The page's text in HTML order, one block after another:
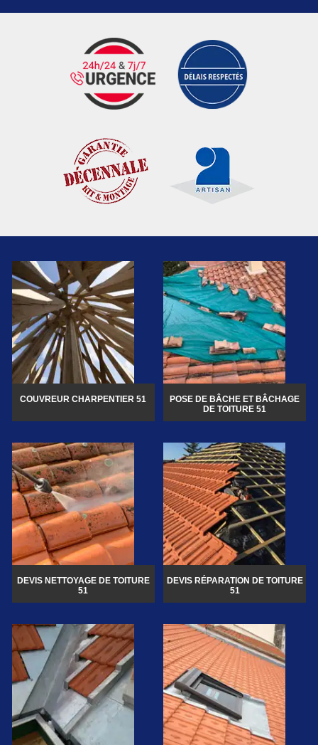
COUVREUR CHARPENTIER 51
POSE DE BÂCHE ET BÂCHAGE
DE TOITURE 51
DEVIS NETTOYAGE DE TOITURE
51
DEVIS RÉPARATION DE TOITURE
51